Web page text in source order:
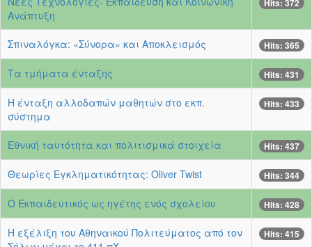
Ανάπτυξη
Hits: 372
Σπιναλόγκα: «Σύνορα» και Αποκλεισμός Hits: 365
Τα τμήματα ένταξης Hits: 431
Η ένταξη αλλοδαπών μαθητών στο εκπ.
σύστημα
Hits: 433
Εθνική ταυτότητα και πολιτισμικά στοιχεία Hits: 437
Θεωρίες Εγκληματικότητας: Oliver Twist Hits: 344
Ο Εκπαιδευτικός ως ηγέτης ενός σχολείου Hits: 428
Η εξέλιξη του Αθηναικού Πολιτεύματος από τον
Hits: 415